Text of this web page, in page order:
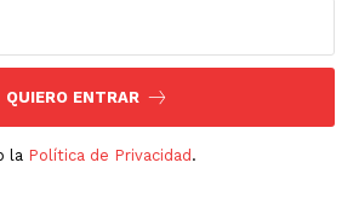
QUIERO ENTRAR
la Política de Privacidad .